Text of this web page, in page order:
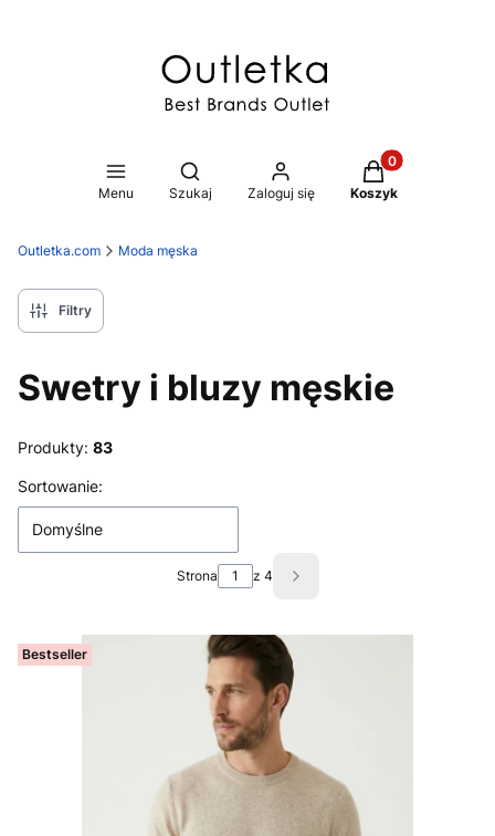
Menu
Otwórz wyszukiwarkę
Szukaj Zaloguj się
Produkty w
Koszyk
Outletka.com Moda męska
Filtry
Swetry i bluzy męskie
Produkty: 83
Lista produktów
Sortowanie:
Domyślne
Strona z 4 Następne produkty
Bestseller